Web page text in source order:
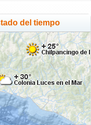
del tiempo